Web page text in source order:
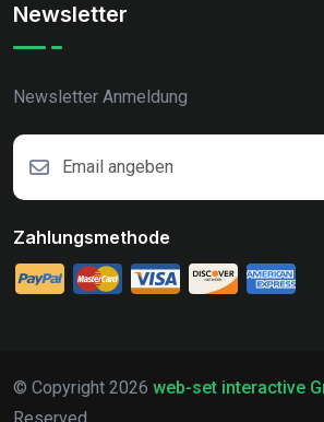
Newsletter
Newsletter Anmeldung
Zahlungsmethode
© Copyright 2026 web-set interactive